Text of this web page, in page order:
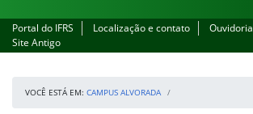
Portal do IFRS Localização e contato Ouvidoria
Site Antigo
VOCÊ ESTÁ EM: CAMPUS ALVORADA